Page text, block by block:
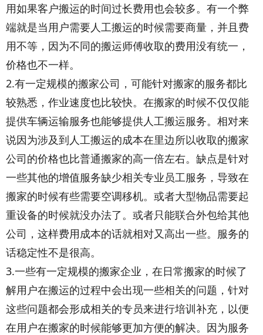
用如果客户搬运的时间过长费用也会较多。有一个弊
端就是当用户需要人工搬运的时候需要商量，并且费
用不等，因为不同的搬运师傅收取的费用没有统一，
价格也不一样。
2.有一定规模的搬家公司，可能针对搬家的服务都比
较熟悉，作业速度也比较快。在搬家的时候不仅仅能
提供车辆运输服务也能够提供人工搬运服务。相对来
说因为涉及到人工搬运的成本在里边所以收取的搬家
公司的价格也比普通搬家的高一倍左右。缺点是针对
一些其他的增值服务缺少相关专业员工服务，导致在
搬家的时候有些需要空调移机。或者大型物品需要起
重设备的时候就没办法了。或者只能联合外包给其他
公司，这样费用成本的话就相对又高出一些。服务的
话稳定性不是很高。
3.一些有一定规模的搬家企业，在日常搬家的时候了
解用户在搬运的过程中会出现一些相关的问题，针对
这些问题都会形成相关的专员来进行培训补充，以便
在用户在搬家的时候能够更加方便的解决。因为服务